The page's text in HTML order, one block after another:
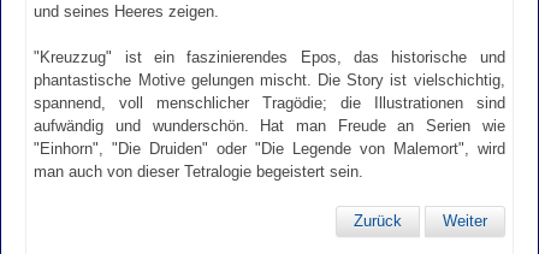
und seines Heeres zeigen.
"Kreuzzug" ist ein faszinierendes Epos, das historische und
phantastische Motive gelungen mischt. Die Story ist vielschichtig,
spannend, voll menschlicher Tragödie; die Illustrationen sind
aufwändig und wunderschön. Hat man Freude an Serien wie
"Einhorn", "Die Druiden" oder "Die Legende von Malemort", wird
man auch von dieser Tetralogie begeistert sein.
Zurück Weiter